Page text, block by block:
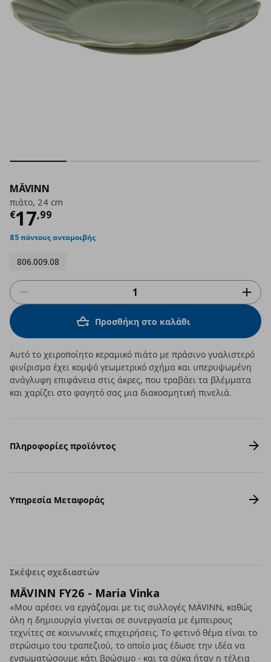
MÄVINN
πιάτο, 24 cm
€17,99
Τρέχουσα τιμή
85 πόντους ανταμοιβής
806.009.08
Προσθήκη στο καλάθι
Αυτό το χειροποίητο κεραμικό πιάτο με πράσινο γυαλιστερό
φινίρισμα έχει κομψό γεωμετρικό σχήμα και υπερυψωμένη
ανάγλυφη επιφάνεια στις άκρες, που τραβάει τα βλέμματα
και χαρίζει στο φαγητό σας μια διακοσμητική πινελιά.
Πληροφορίες προϊόντος
Υπηρεσία Μεταφοράς
Σκέψεις σχεδιαστών
MÄVINN FY26 - Maria Vinka
«Μου αρέσει να εργάζομαι με τις συλλογές MÄVINN, καθώς
όλη η δημιουργία γίνεται σε συνεργασία με έμπειρους
τεχνίτες σε κοινωνικές επιχειρήσεις. Το φετινό θέμα είναι το
στρώσιμο του τραπεζιού, το οποίο μας έδωσε την ιδέα να
ενσωματώσουμε κάτι βρώσιμο - και τα σύκα ήταν η τέλεια